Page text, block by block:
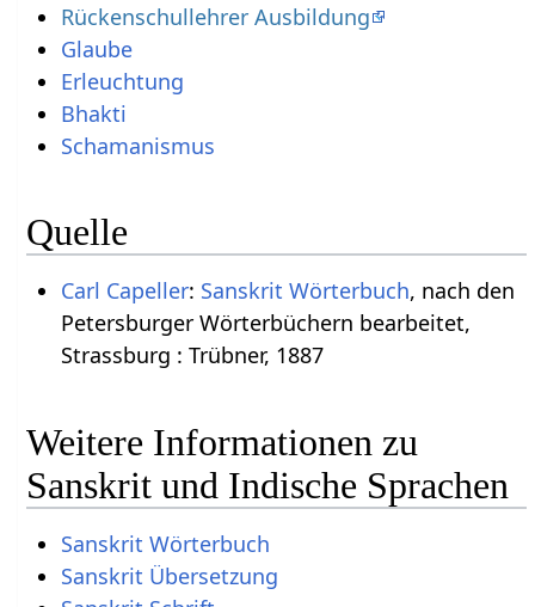
Rückenschullehrer Ausbildung
Glaube
Erleuchtung
Bhakti
Schamanismus
Quelle
Carl Capeller: Sanskrit Wörterbuch, nach den
Petersburger Wörterbüchern bearbeitet,
Strassburg : Trübner, 1887
Weitere Informationen zu
Sanskrit und Indische Sprachen
Sanskrit Wörterbuch
Sanskrit Übersetzung